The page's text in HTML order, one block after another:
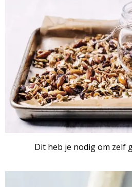
Dit heb je nodig om zelf